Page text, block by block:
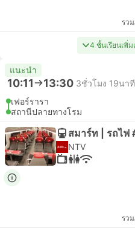
รว
4 ชั้นเรียนเพิ่
แนะนำ
10:11 13:30 3ชั่วโมง 19นาที
เฟอร์รารา
สถานีปลายทางโรม
สมาร์ท | รถไฟ
NTV
รว